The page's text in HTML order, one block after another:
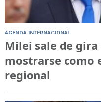
AGENDA INTERNACIONAL
Milei sale de
mostrarse como
regional